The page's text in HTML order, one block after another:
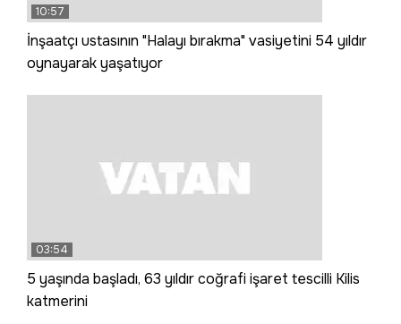
10:57
İnşaatçı ustasının "Halayı bırakma" vasiyetini 54 yıldır
oynayarak yaşatıyor
03:54
5 yaşında başladı, 63 yıldır coğrafi işaret tescilli Kilis
katmerini